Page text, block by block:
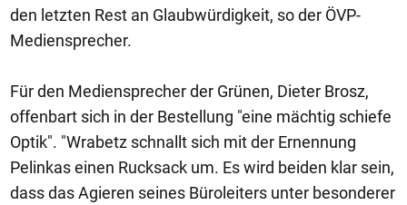
den letzten Rest an Glaubwürdigkeit, so der ÖVP-
Mediensprecher.
Für den Mediensprecher der Grünen, Dieter Brosz,
offenbart sich in der Bestellung "eine mächtig schiefe
Optik". "Wrabetz schnallt sich mit der Ernennung
Pelinkas einen Rucksack um. Es wird beiden klar sein,
dass das Agieren seines Büroleiters unter besonderer